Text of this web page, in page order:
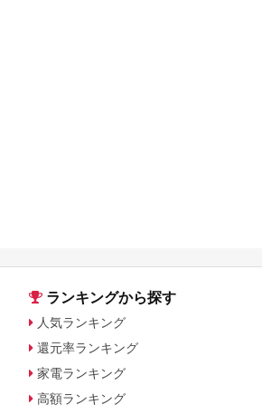
ランキングから探す
人気ランキング
還元率ランキング
家電ランキング
高額ランキング